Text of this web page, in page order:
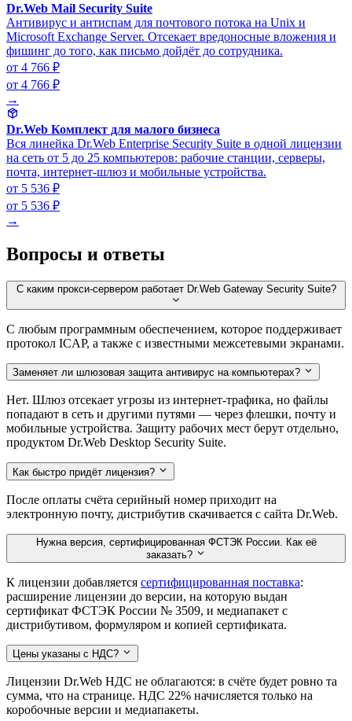
Dr.Web Mail Security Suite
Антивирус и антиспам для почтового потока на Unix и
Microsoft Exchange Server. Отсекает вредоносные вложения и
фишинг до того, как письмо дойдёт до сотрудника.
от 4 766 ₽
от 4 766 ₽
→
Dr.Web Комплект для малого бизнеса
Вся линейка Dr.Web Enterprise Security Suite в одной лицензии
на сеть от 5 до 25 компьютеров: рабочие станции, серверы,
почта, интернет-шлюз и мобильные устройства.
от 5 536 ₽
от 5 536 ₽
→
Вопросы и ответы
С каким прокси-сервером работает Dr.Web Gateway Security Suite?
С любым программным обеспечением, которое поддерживает
протокол ICAP, а также с известными межсетевыми экранами.
Заменяет ли шлюзовая защита антивирус на компьютерах?
Нет. Шлюз отсекает угрозы из интернет-трафика, но файлы
попадают в сеть и другими путями — через флешки, почту и
мобильные устройства. Защиту рабочих мест берут отдельно,
продуктом Dr.Web Desktop Security Suite.
Как быстро придёт лицензия?
После оплаты счёта серийный номер приходит на
электронную почту, дистрибутив скачивается с сайта Dr.Web.
Нужна версия, сертифицированная ФСТЭК России. Как её
заказать?
К лицензии добавляется сертифицированная поставка:
расширение лицензии до версии, на которую выдан
сертификат ФСТЭК России № 3509, и медиапакет с
дистрибутивом, формуляром и копией сертификата.
Цены указаны с НДС?
Лицензии Dr.Web НДС не облагаются: в счёте будет ровно та
сумма, что на странице. НДС 22% начисляется только на
коробочные версии и медиапакеты.